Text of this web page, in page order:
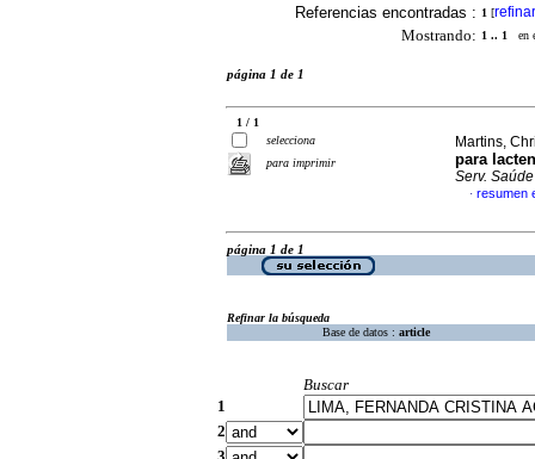
Referencias encontradas : 1 [refinar
Mostrando: 1 .. 1 en
página 1 de 1
1 / 1
selecciona
para imprimir
Martins,
para
Serv. Saúde
· resumen
página 1 de 1
Refinar la búsqueda
Base de datos : article
Buscar
1
2